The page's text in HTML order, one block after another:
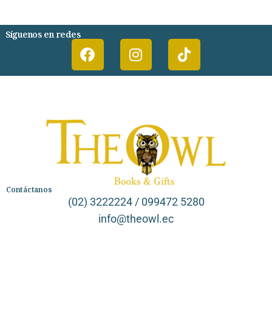
Síguenos en redes
Contáctanos
(02) 3222224 / 099472 5280
info@theowl.ec